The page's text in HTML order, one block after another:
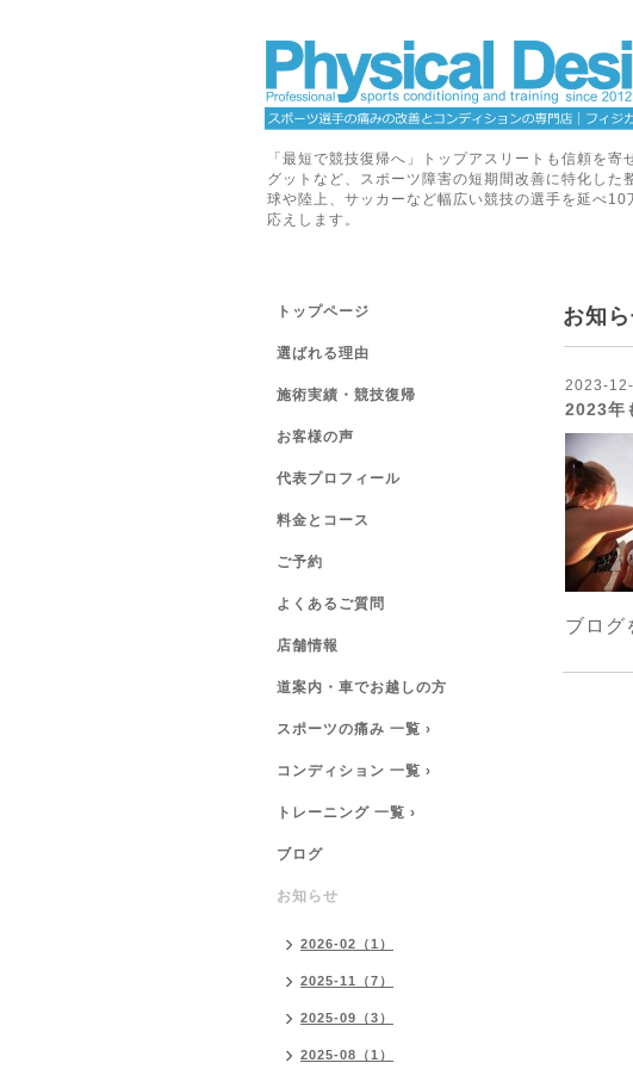
「最短で競技復帰へ」トップアスリートも信頼を
グットなど、スポーツ障害の短期間改善に特化し
球や陸上、サッカーなど幅広い競技の選手を延べ
応えします。
お知
2023-
2023年
ブログ
トップページ
選ばれる理由
施術実績・競技復帰
お客様の声
代表プロフィール
料金とコース
ご予約
よくあるご質問
店舗情報
道案内・車でお越しの方
スポーツの痛み 一覧 ›
コンディション 一覧 ›
トレーニング 一覧 ›
ブログ
お知らせ
2026-02（1）
2025-11（7）
2025-09（3）
2025-08（1）